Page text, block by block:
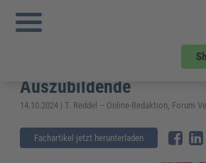
Sie sind hier:
in der Ausbildung? – diesen Anspruch haben
Weihnachtsgeld in der
diesen Anspruch haben
Auszubildende
14.10.2024 | T. Reddel – Online-Redaktion, Forum
Fachartikel jetzt herunterladen